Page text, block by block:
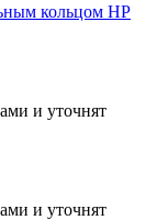
кольцом НР
и уточнят
и уточнят